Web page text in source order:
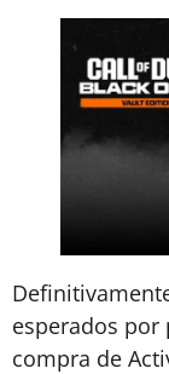
esperados por
compra de